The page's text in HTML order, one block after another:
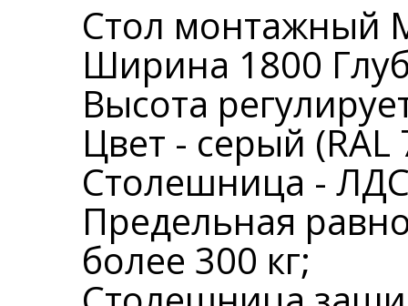
Стол монтажный
Ширина 1800
Высота
Цвет - серый (RAL
Столешница -
Предельная
более 300 кг;